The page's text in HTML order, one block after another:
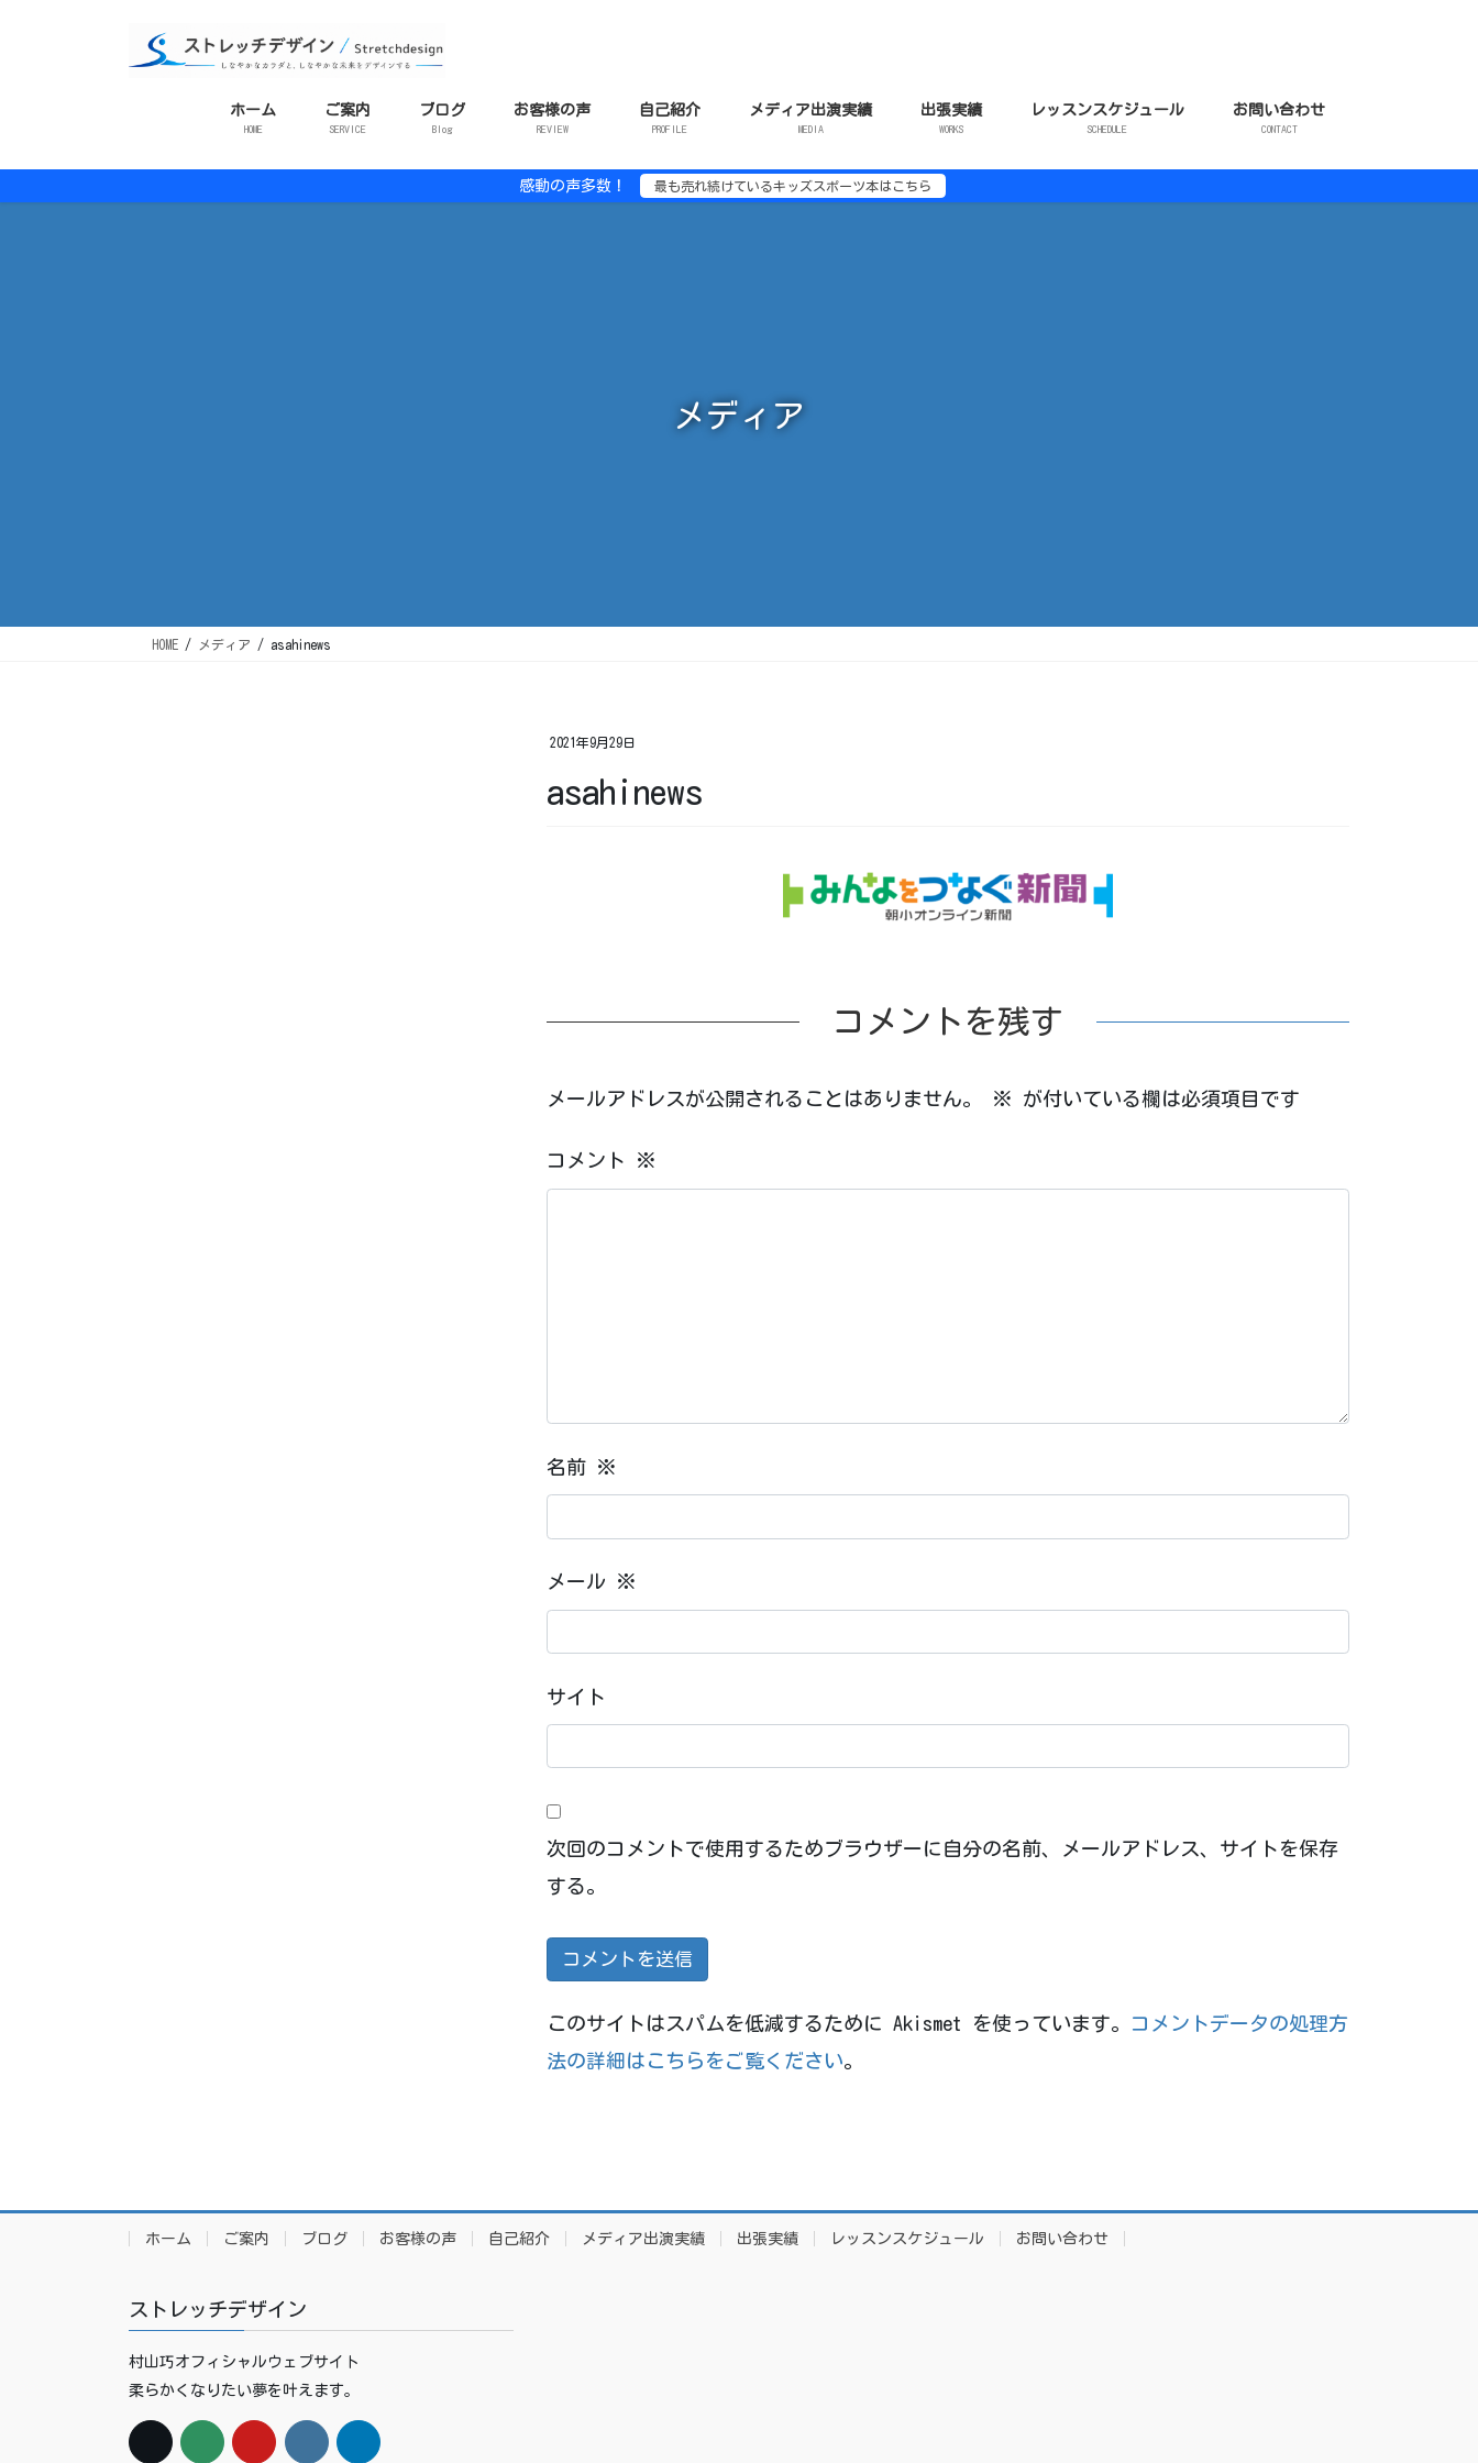
移
ン
ホーム
HOME
ご案内
SERVICE
ブログ
Blog
お客様の声
REVIEW
自己紹介
PROFILE
メディア出演実績
MEDIA
出張実績
WORKS
レッスンスケジュール
SCHEDULE
お問い合わせ
CONTACT
感動の声多数！ 最も売れ続けているキッズスポーツ本はこちら
メディア
HOME メディア asahinews
2021年9月29日
asahinews
コメントを残す
メールアドレスが公開されることはありません。 ※ が付いている欄は必須項目です
コメント ※
名前 ※
メール ※
サイト
次回のコメントで使用するためブラウザーに自分の名前、メールアドレス、サイトを保存
する。
このサイトはスパムを低減するために Akismet を使っています。
コメントデータの処理方
法の詳細はこちらをご覧ください。
ホーム ご案内 ブログ お客様の声 自己紹介 メディア出演実績 出張実績 レッスンスケジュール お問い合わせ
ストレッチデザイン
村山巧オフィシャルウェブサイト
柔らかくなりたい夢を叶えます。